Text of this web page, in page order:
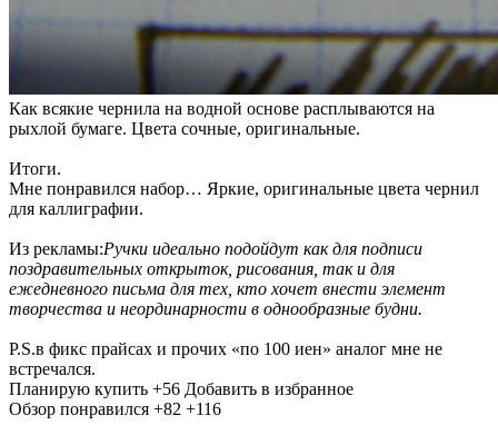
Как всякие чернила на водной основе расплываются на
рыхлой бумаге. Цвета сочные, оригинальные.
Итоги.
Мне понравился набор… Яркие, оригинальные цвета чернил
для каллиграфии.
Из рекламы:Ручки идеально подойдут как для подписи
поздравительных открыток, рисования, так и для
ежедневного письма для тех, кто хочет внести элемент
творчества и неординарности в однообразные будни.
P.S.в фикс прайсах и прочих «по 100 иен» аналог мне не
встречался.
Планирую купить +56 Добавить в избранное
Обзор понравился +82 +116